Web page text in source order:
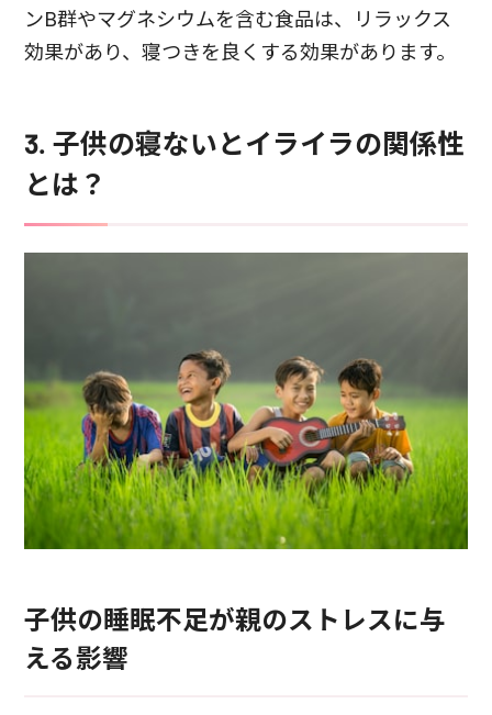
ンB群やマグネシウムを含む食品は、リラックス
効果があり、寝つきを良くする効果があります。
3. 子供の寝ないとイライラの関係性
とは？
子供の睡眠不足が親のストレスに与
える影響